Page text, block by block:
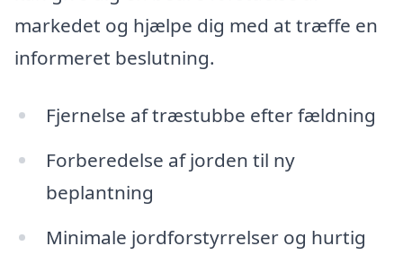
markedet og hjælpe dig med at træffe en
informeret beslutning.
Fjernelse af træstubbe efter fældning
Forberedelse af jorden til ny
beplantning
Minimale jordforstyrrelser og hurtig